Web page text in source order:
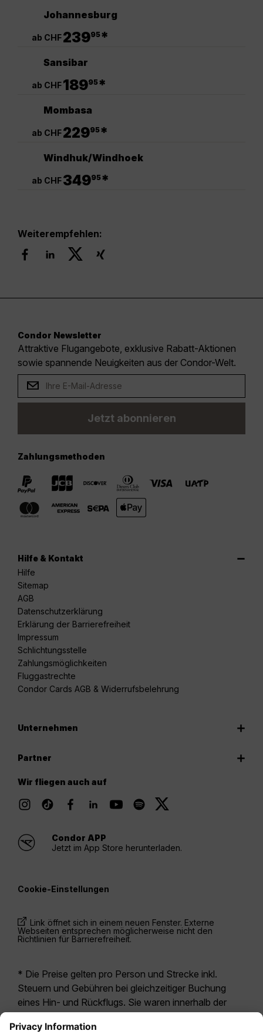
Johannesburg
ab CHF23995*
Sansibar
ab CHF18995*
Mombasa
ab CHF22995*
Windhuk/Windhoek
ab CHF34995*
Weiterempfehlen:
Condor Newsletter
Attraktive Flugangebote, exklusive Rabatt-Aktionen
sowie spannende Neuigkeiten aus der Condor-Welt.
Jetzt abonnieren
Zahlungsmethoden
Hilfe & Kontakt
Hilfe
Sitemap
AGB
Datenschutzerklärung
Erklärung der Barrierefreiheit
Impressum
Schlichtungsstelle
Zahlungsmöglichkeiten
Fluggastrechte
Condor Cards AGB & Widerrufsbelehrung
Unternehmen
Partner
Wir fliegen auch auf
Condor APP
Jetzt im App Store herunterladen.
Cookie-Einstellungen
Link öffnet sich in einem neuen Fenster. Externe
Webseiten entsprechen möglicherweise nicht den
Richtlinien für Barrierefreiheit.
* Die Preise gelten pro Person und Strecke inkl.
Steuern und Gebühren bei gleichzeitiger Buchung
eines Hin- und Rückflugs. Sie waren innerhalb der
letzten 24 Stunden verfügbar und sind
möglicherweise nicht mehr aktuell. Bei den für die